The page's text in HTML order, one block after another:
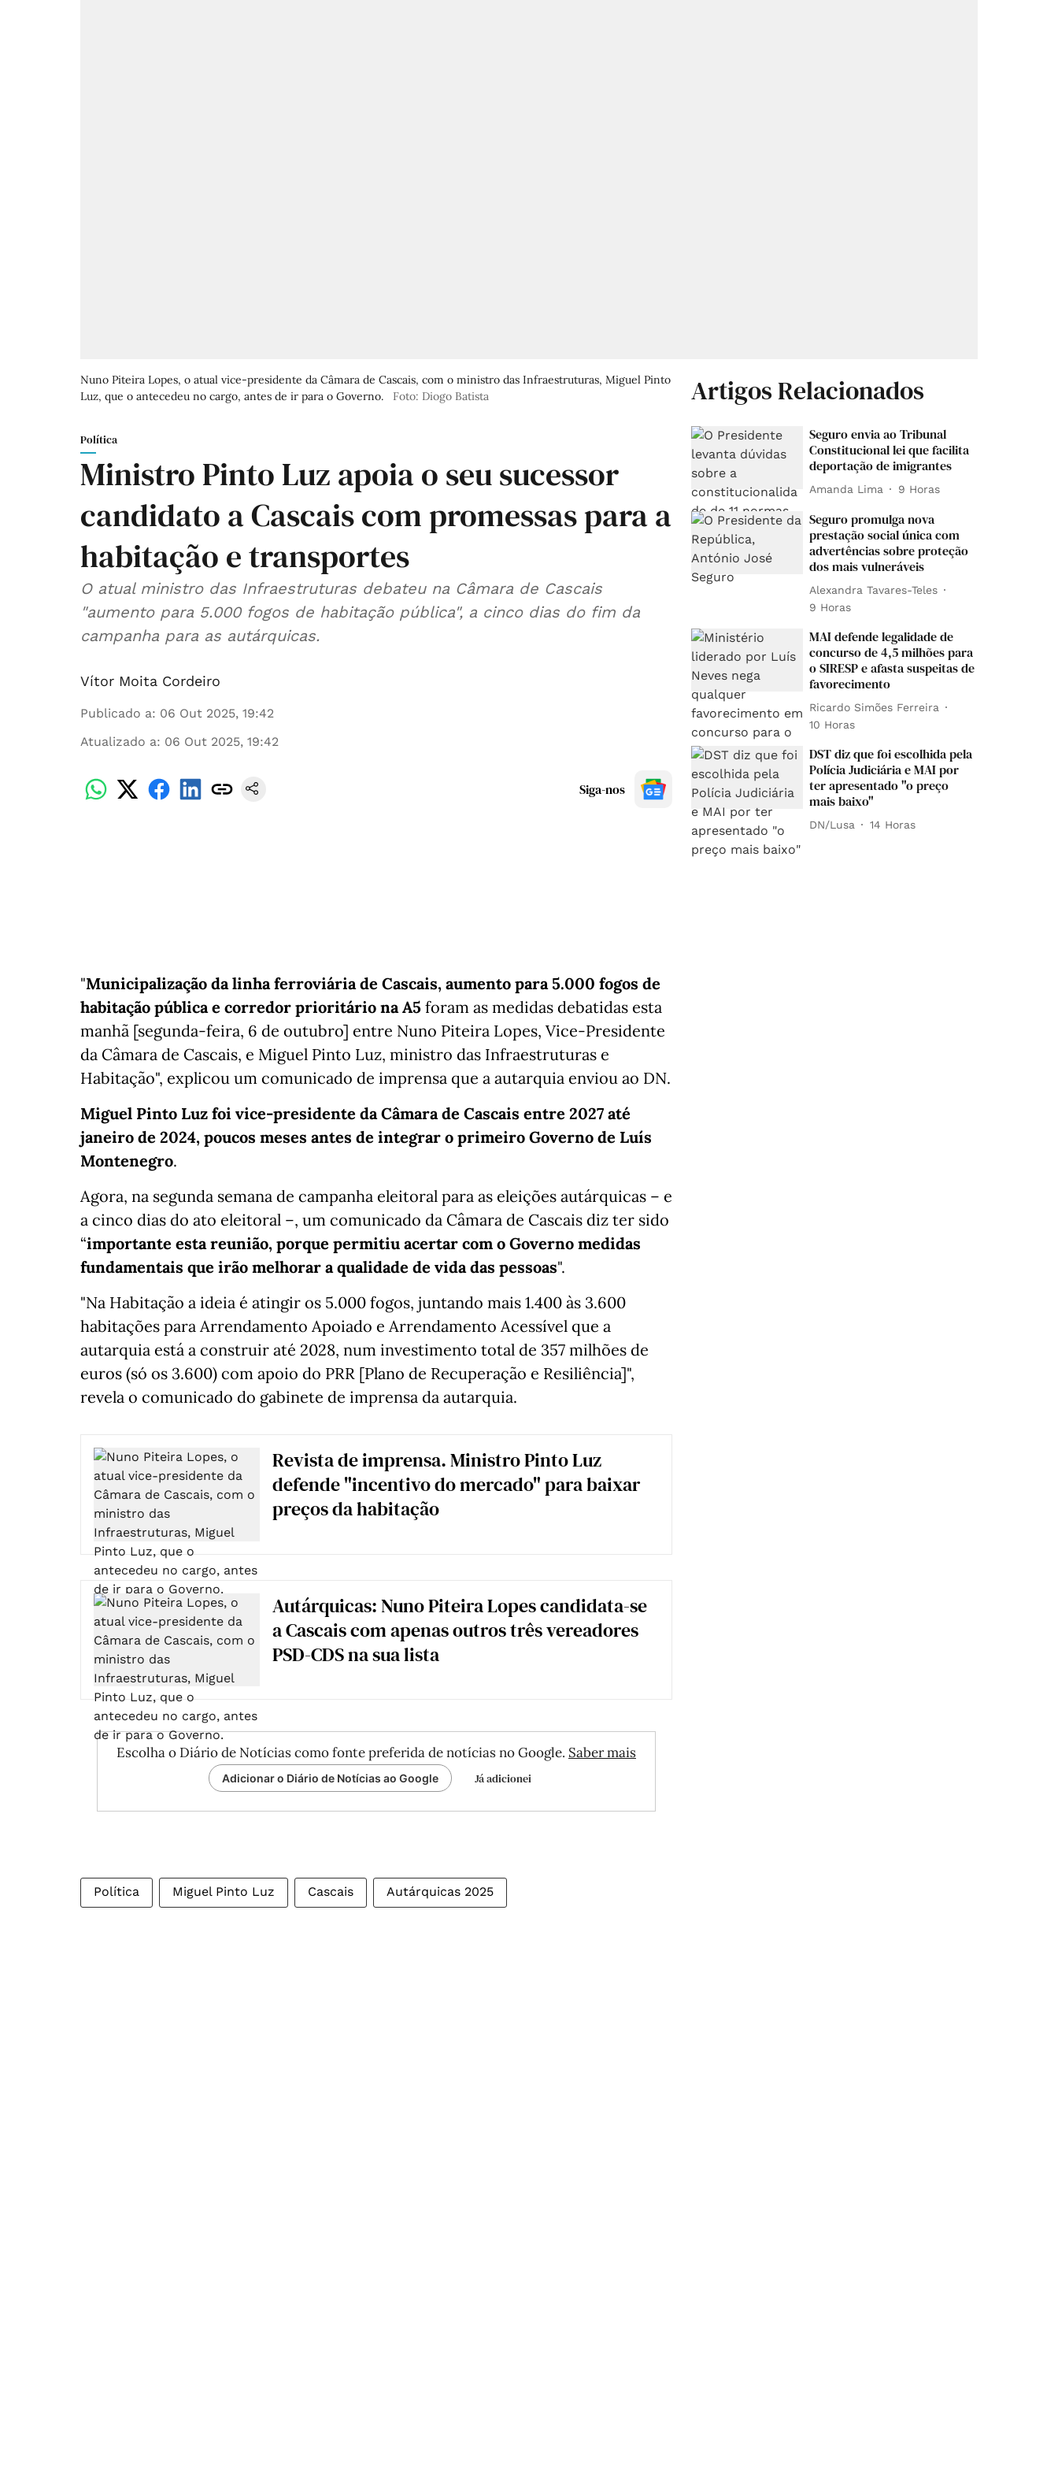
Nuno Piteira Lopes, o atual vice-presidente da Câmara de Cascais, com o ministro das Infraestruturas, Miguel Pinto
Luz, que o antecedeu no cargo, antes de ir para o Governo.
Foto: Diogo Batista
Política
Ministro Pinto Luz apoia o seu sucessor
candidato a Cascais com promessas para a
habitação e transportes
O atual ministro das Infraestruturas debateu na Câmara de Cascais
"aumento para 5.000 fogos de habitação pública", a cinco dias do fim da
campanha para as autárquicas.
Vítor Moita Cordeiro
Publicado a: 06 Out 2025, 19:42
Atualizado a: 06 Out 2025, 19:42
Siga-nos
"Municipalização da linha ferroviária de Cascais, aumento para 5.000 fogos de
habitação pública e corredor prioritário na A5 foram as medidas debatidas esta
manhã [segunda-feira, 6 de outubro] entre Nuno Piteira Lopes, Vice-Presidente
da Câmara de Cascais, e Miguel Pinto Luz, ministro das Infraestruturas e
Habitação", explicou um comunicado de imprensa que a autarquia enviou ao DN.
Miguel Pinto Luz foi vice-presidente da Câmara de Cascais entre 2027 até
janeiro de 2024, poucos meses antes de integrar o primeiro Governo de Luís
Montenegro.
Agora, na segunda semana de campanha eleitoral para as eleições autárquicas – e
a cinco dias do ato eleitoral –, um comunicado da Câmara de Cascais diz ter sido
“importante esta reunião, porque permitiu acertar com o Governo medidas
fundamentais que irão melhorar a qualidade de vida das pessoas".
"Na Habitação a ideia é atingir os 5.000 fogos, juntando mais 1.400 às 3.600
habitações para Arrendamento Apoiado e Arrendamento Acessível que a
autarquia está a construir até 2028, num investimento total de 357 milhões de
euros (só os 3.600) com apoio do PRR [Plano de Recuperação e Resiliência]",
revela o comunicado do gabinete de imprensa da autarquia.
Revista de imprensa. Ministro Pinto Luz
defende "incentivo do mercado" para baixar
preços da habitação
Autárquicas: Nuno Piteira Lopes candidata-se
a Cascais com apenas outros três vereadores
PSD-CDS na sua lista
Escolha o Diário de Notícias como fonte preferida de notícias no Google. Saber mais
Adicionar o Diário de Notícias ao Google Já adicionei
Política Miguel Pinto Luz Cascais Autárquicas 2025
Artigos Relacionados
Seguro envia ao Tribunal
Constitucional lei que facilita
deportação de imigrantes
Amanda Lima 9 Horas
Seguro promulga nova
prestação social única com
advertências sobre proteção
dos mais vulneráveis
Alexandra Tavares-Teles
9 Horas
MAI defende legalidade de
concurso de 4,5 milhões para
o SIRESP e afasta suspeitas de
favorecimento
Ricardo Simões Ferreira
10 Horas
DST diz que foi escolhida pela
Polícia Judiciária e MAI por
ter apresentado "o preço
mais baixo"
DN/Lusa 14 Horas